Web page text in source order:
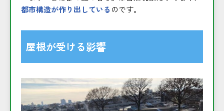
都市構造が作り出している のです。
屋根が受ける影響